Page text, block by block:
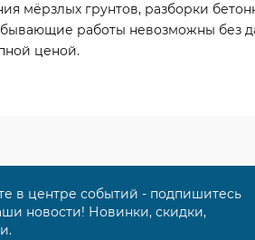
мёрзлых грунтов, разборки
работы невозможны без
ценой.
в центре событий - подпишитесь
новости! Новинки, скидки,